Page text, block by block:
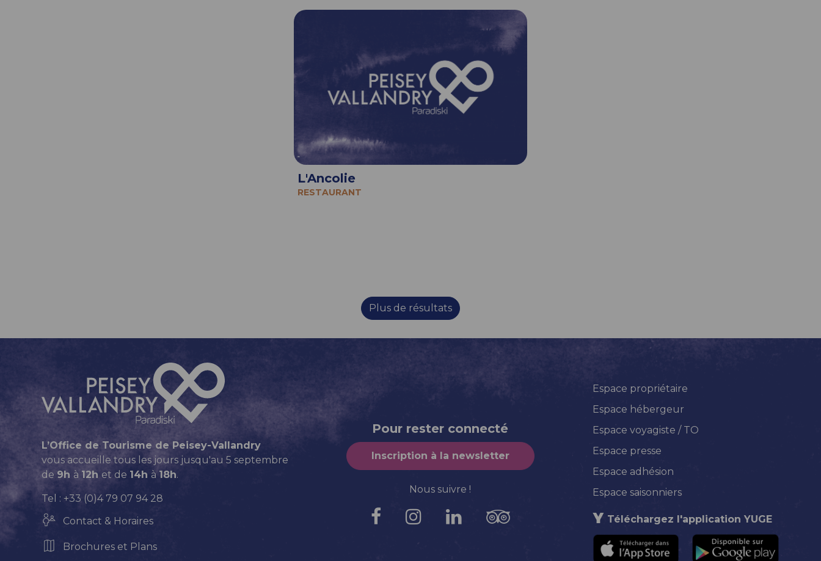
L'Ancolie
RESTAURANT
Plus de résultats
L’Office de Tourisme de Peisey-Vallandry
vous accueille tous les jours jusqu'au 5 septembre
de 9h à 12h et de 14h à18h.
Tel : +33 (0)4 79 07 94 28
Contact & Horaires
Brochures et Plans
Pour rester connecté
Inscription à la newsletter
Nous suivre !
Espace propriétaire
Espace hébergeur
Espace voyagiste / TO
Espace presse
Espace adhésion
Espace saisonniers
Téléchargez l'application YUGE